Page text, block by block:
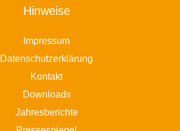
Hinweise
Impressum
Datenschutzerklärung
Kontakt
Downloads
Jahresberichte